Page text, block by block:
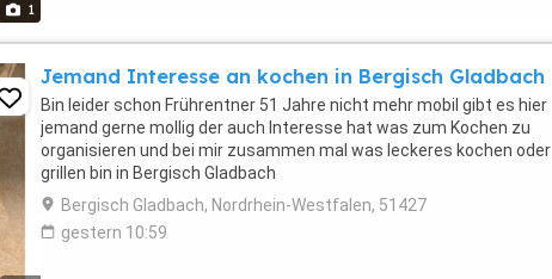
1
Jemand Interesse an kochen in Bergisch Gladbach
Bin leider schon Frührentner 51 Jahre nicht mehr mobil gibt es hier
jemand gerne mollig der auch Interesse hat was zum Kochen zu
organisieren und bei mir zusammen mal was leckeres kochen oder
grillen bin in Bergisch Gladbach
Bergisch Gladbach, Nordrhein-Westfalen, 51427
gestern 10:59